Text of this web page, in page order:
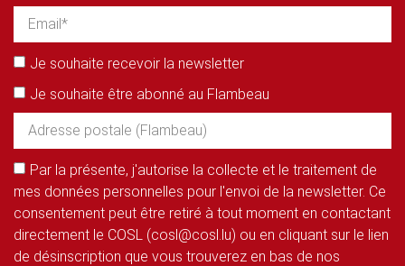
Je souhaite recevoir la newsletter
Je souhaite être abonné au Flambeau
Par la présente, j'autorise la collecte et le traitement de
mes données personnelles pour l'envoi de la newsletter. Ce
consentement peut être retiré à tout moment en contactant
directement le COSL (cosl@cosl.lu) ou en cliquant sur le lien
de désinscription que vous trouverez en bas de nos